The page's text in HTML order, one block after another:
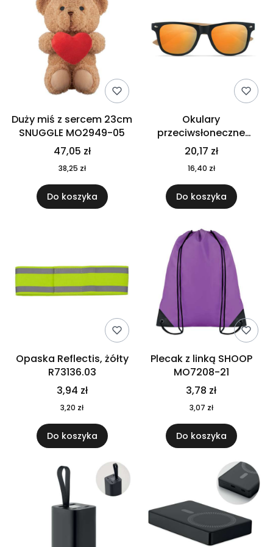
Duży miś z sercem 23cm
SNUGGLE MO2949-05
47,05 zł
38,25 zł
Do koszyka
Okulary
przeciwsłoneczne
CALIFORNIA TOUCH
MO9617-10
20,17 zł
16,40 zł
Do koszyka
Opaska Reflectis, żółty
R73136.03
3,94 zł
3,20 zł
Do koszyka
Plecak z linką SHOOP
MO7208-21
3,78 zł
3,07 zł
Do koszyka